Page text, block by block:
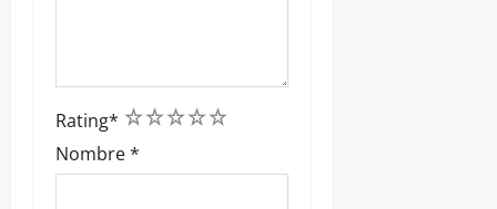
Rating* 5
4
3
2
1
Nombre*